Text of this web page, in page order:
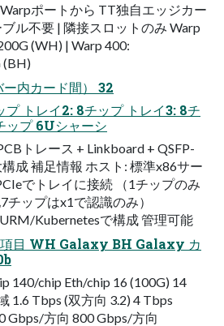
ポートから TT独⾃エッジカー
ブル不要 | 隣接スロットのみ Warp
(WH) | Warp 400:
(BH)
内カード間） 32
プ トレイ2: 8チップ トレイ3: 8チ
ップ 6Uシャーシ
トレース + Linkboard + QSFP-
成 補⾜情報 ホスト: 標準x86サー
でトレイに接続 （1チップのみ
チップはx1で認識のみ）
Kubernetesで構成 管理可能
⽬ WH Galaxy BH Galaxy カ
140/chip Eth/chip 16 (100G) 14
1.6 Tbps (双⽅向 3.2) 4 Tbps
Gbps/⽅向 800 Gbps/⽅向